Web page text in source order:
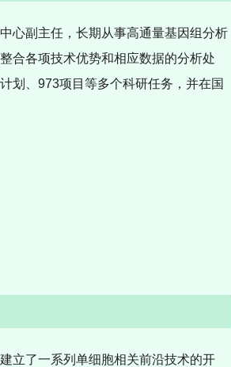
心副主任，长期从事高通量基因组分析
合各项技术优势和相应数据的分析处
划、 973项目等多个科研任务，并在国
立了一系列单细胞相关前沿技术的开